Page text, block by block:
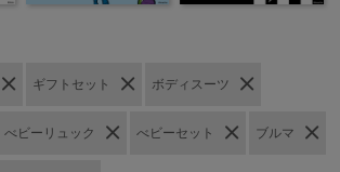
ギフトセット ボディスーツ
べビーリュック べビーセット ブルマ